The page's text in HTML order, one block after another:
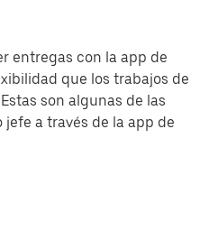
entregas con la app de
que los trabajos de
son algunas de las
a través de la app de